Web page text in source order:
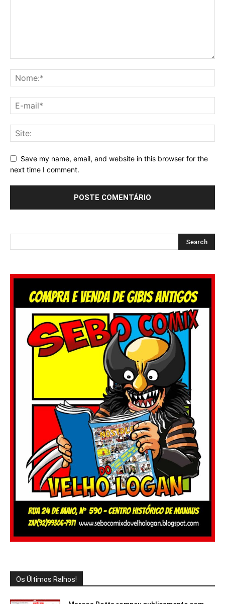
Save my name, email, and website in this browser for the
next time I comment.
Os Últimos Ralhos!